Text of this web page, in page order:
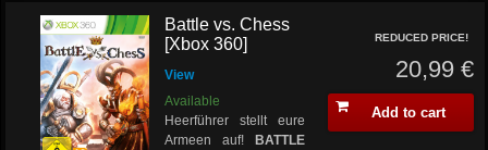
Battle vs. Chess
[Xbox 360]
View
Available
Heerführer stellt eure
Armeen auf!
BATTLE
REDUCED PRICE!
20,99 €
Add to cart